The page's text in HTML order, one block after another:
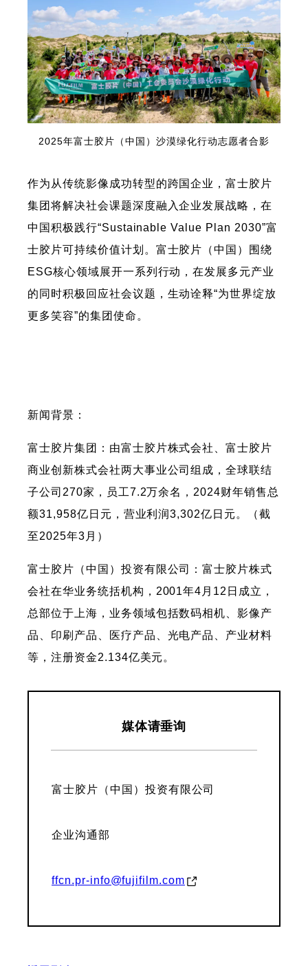
2025年富士胶片（中国）沙漠绿化行动志愿者合影
作为从传统影像成功转型的跨国企业，富士胶片
集团将解决社会课题深度融入企业发展战略，在
中国积极践行“Sustainable Value Plan 2030”富
士胶片可持续价值计划。富士胶片（中国）围绕
ESG核心领域展开一系列行动，在发展多元产业
的同时积极回应社会议题，生动诠释“为世界绽放
更多笑容”的集团使命。
新闻背景：
富士胶片集团：由富士胶片株式会社、富士胶片
商业创新株式会社两大事业公司组成，全球联结
子公司270家，员工7.2万余名，2024财年销售总
额31,958亿日元，营业利润3,302亿日元。（截
至2025年3月）
富士胶片（中国）投资有限公司：富士胶片株式
会社在华业务统括机构，2001年4月12日成立，
总部位于上海，业务领域包括数码相机、影像产
品、印刷产品、医疗产品、光电产品、产业材料
等，注册资金2.134亿美元。
媒体请垂询
富士胶片（中国）投资有限公司
企业沟通部
ffcn.pr-info@fujifilm.com